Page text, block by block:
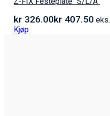
kr 326.00kr 407.50
Kjøp